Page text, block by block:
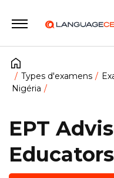
Types d'examens
Nigéria
EPT